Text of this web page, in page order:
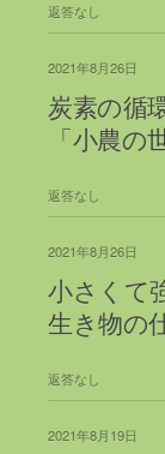
返答なし
2021年8月26日
炭素の循
「小農の
返答なし
2021年8月26日
小さくて
生き物の
返答なし
2021年8月19日